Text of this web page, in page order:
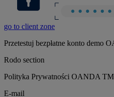
go to client zone
Przetestuj bezpłatne konto demo
Rodo section
Polityka Prywatności OANDA
E-mail